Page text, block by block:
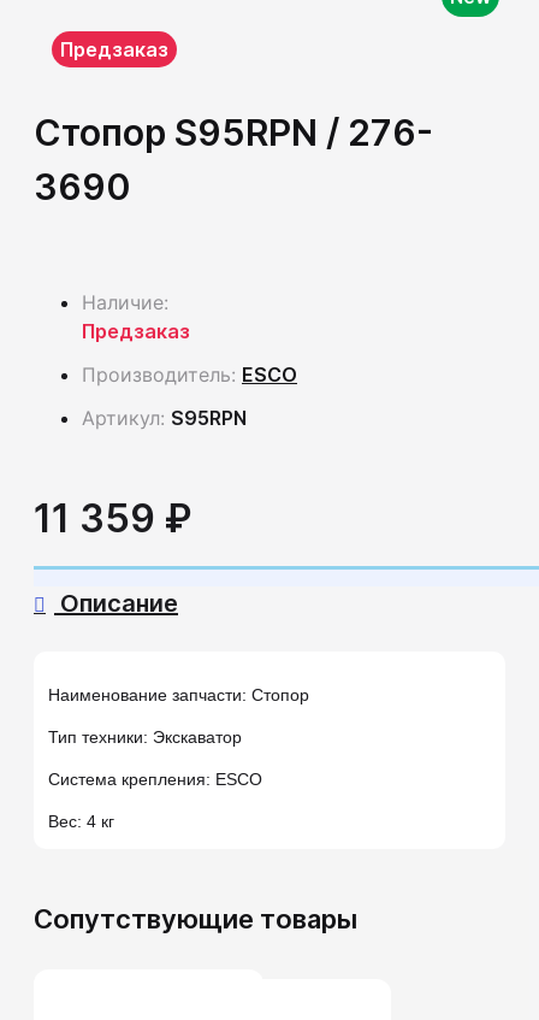
Предзаказ
Стопор S95RPN / 276-
3690
11 359 ₽
Наличие:
Предзаказ
Производитель: ESCO
Артикул: S95RPN
Описание
Наименование запчасти: Стопор
Тип техники: Экскаватор
Система крепления: ESCO
Вес: 4 кг
Сопутствующие товары